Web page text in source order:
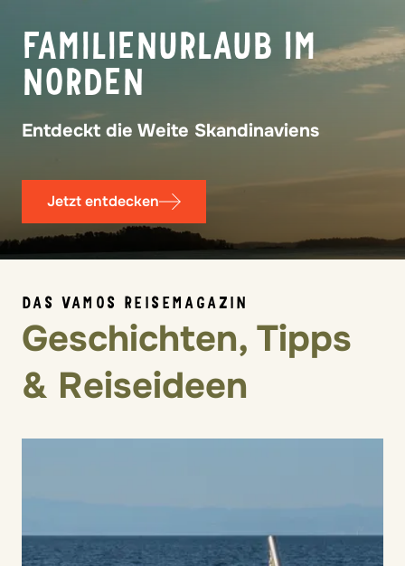
FAMILIE PUR
Familienurlaub ohne Programm, voller
Gemeinsamkeit
DAS VAMOS REISEMAGAZIN
Geschichten, Tipps
& Reiseideen